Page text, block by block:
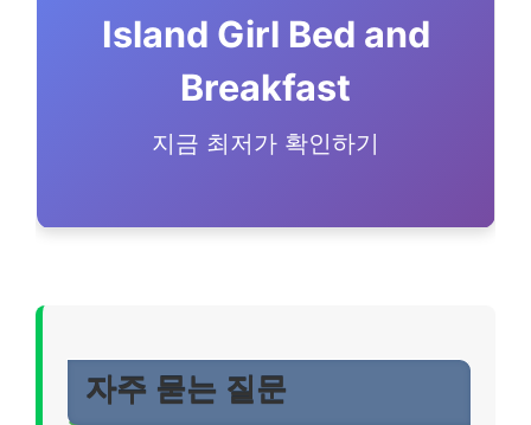
Island Girl Bed and
Breakfast
지금 최저가 확인하기
자주 묻는 질문